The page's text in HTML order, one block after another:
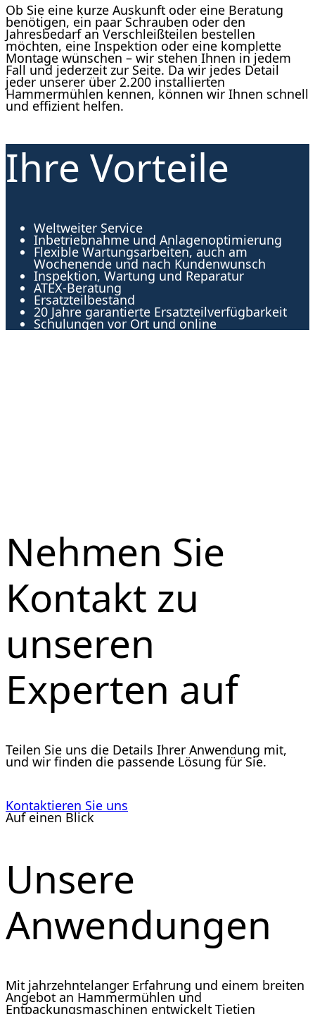
Ob Sie eine kurze Auskunft oder eine Beratung
benötigen, ein paar Schrauben oder den
Jahresbedarf an Verschleißteilen bestellen
möchten, eine Inspektion oder eine komplette
Montage wünschen – wir stehen Ihnen in jedem
Fall und jederzeit zur Seite. Da wir jedes Detail
jeder unserer über 2.200 installierten
Hammermühlen kennen, können wir Ihnen schnell
und effizient helfen.
Ihre Vorteile
Weltweiter Service
Inbetriebnahme und Anlagenoptimierung
Flexible Wartungsarbeiten, auch am
Wochenende und nach Kundenwunsch
Inspektion, Wartung und Reparatur
ATEX-Beratung
Ersatzteilbestand
20 Jahre garantierte Ersatzteilverfügbarkeit
Schulungen vor Ort und online
Nehmen Sie
Kontakt zu
unseren
Experten auf
Teilen Sie uns die Details Ihrer Anwendung mit,
und wir finden die passende Lösung für Sie.
Kontaktieren Sie uns
Auf einen Blick
Unsere
Anwendungen
Mit jahrzehntelanger Erfahrung und einem breiten
Angebot an Hammermühlen und
Entpackungsmaschinen entwickelt Tietjen